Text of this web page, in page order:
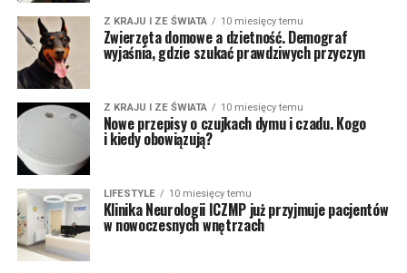
Z KRAJU I ZE ŚWIATA 10 miesięcy temu
Zwierzęta domowe a dzietność. Demograf
wyjaśnia, gdzie szukać prawdziwych przyczyn
Z KRAJU I ZE ŚWIATA 10 miesięcy temu
Nowe przepisy o czujkach dymu i czadu. Kogo
i kiedy obowiązują?
LIFESTYLE 10 miesięcy temu
Klinika Neurologii ICZMP już przyjmuje pacjentów
w nowoczesnych wnętrzach